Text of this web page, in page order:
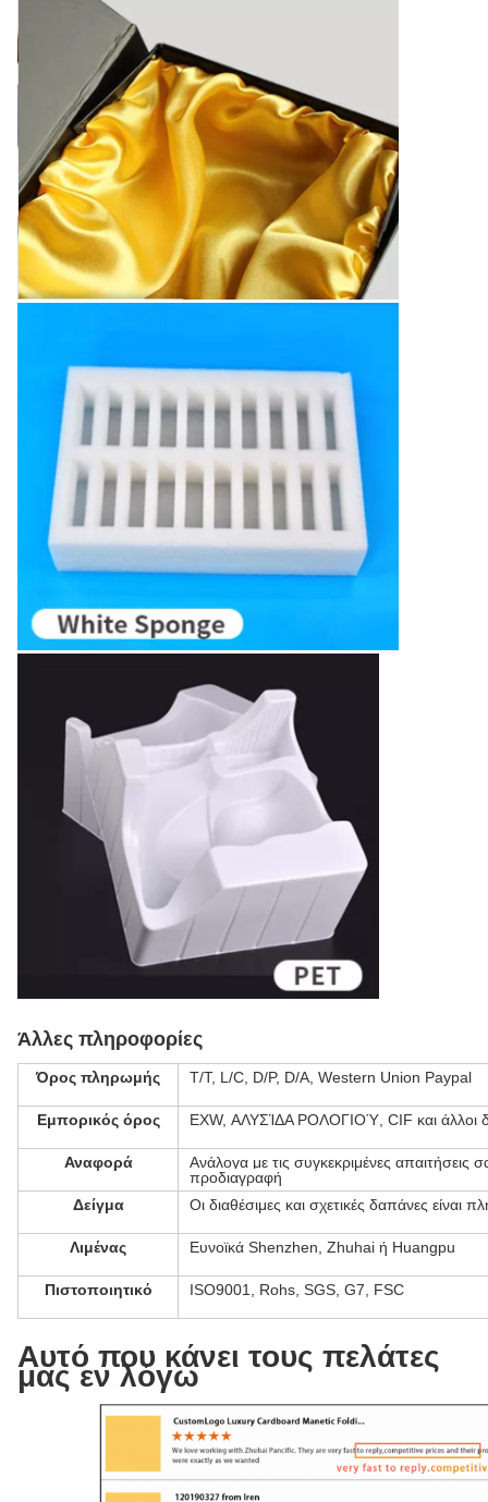
Άλλες πληροφορίες
Όρος πληρωμής T/T, L/C, D/P, D/A, Western Union Paypal
Εμπορικός όρος EXW, ΑΛΥΣΊΔΑ ΡΟΛΟΓΙΟΎ, CIF και άλλοι
Αναφορά
Ανάλογα με τις συγκεκριμένες απαιτήσεις
προδιαγραφή
Δείγμα
Οι διαθέσιμες και σχετικές δαπάνες είναι
Λιμένας Ευνοϊκά Shenzhen, Zhuhai ή Huangpu
Πιστοποιητικό ISO9001, Rohs, SGS, G7, FSC
Αυτό που κάνει τους πελάτες
μας εν λόγω